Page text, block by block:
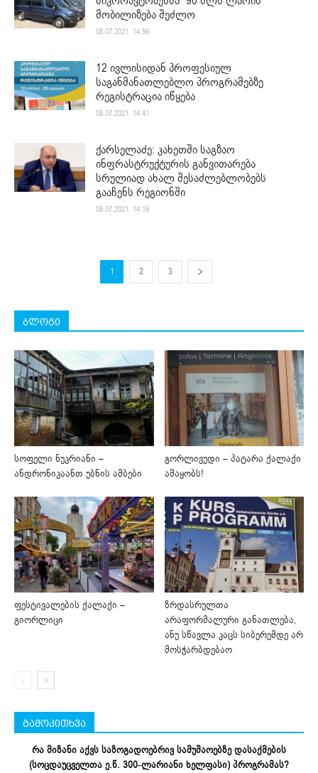
მობილიზება შეძლო
08.07.2021. 14:56
12 ივლისიდან პროფესიულ
საგანმანათლებლო პროგრამებზე
რეგისტრაცია იწყება
08.07.2021. 14:41
ქარსელაძე: კახეთში საგზაო
ინფრასტრუქტურის განვითარება
სრულიად ახალ შესაძლებლობებს
გააჩენს რეგიონში
08.07.2021. 14:16
1 2 3
ბლოგი
სოფელი ნუკრიანი –
ანდრონიკაანთ უბნის ამბები
გორლივუდი – პატარა ქალაქი
ამაყობს!
ფესტივალების ქალაქი –
გიორლიცი
ზრდასრულთა
არაფორმალური განათლება,
ანუ სწავლა კაცს სიბერემდე არ
მოსჭარბდებაო
გამოკითხვა
რა მიზანი აქვს საზოგადოებრივ სამუშაოებზე დასაქმების
(სოცდაუცველთა ე.წ. 300-ლარიანი ხელფასი) პროგრამას?